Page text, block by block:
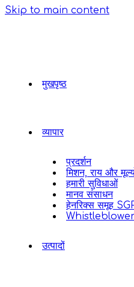
Skip to main content
मुखपृष्ठ
व्यापार
प्रदर्शन
मिशन, राय और
हमारी सुविधाओं
मानव संसाधन
हेनरिक्स समूह
उत्पादों